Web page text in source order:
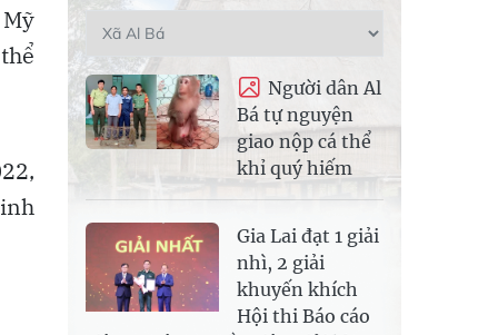
Người dân Al
Bá tự nguyện
giao nộp cá thể
khỉ quý hiếm
Gia Lai đạt 1 giải
nhì, 2 giải
khuyến khích
Hội thi Báo cáo